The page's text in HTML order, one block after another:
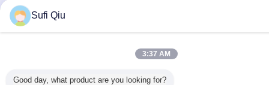
Sufi Qiu
3:37 AM
Good day, what product are you looking for?